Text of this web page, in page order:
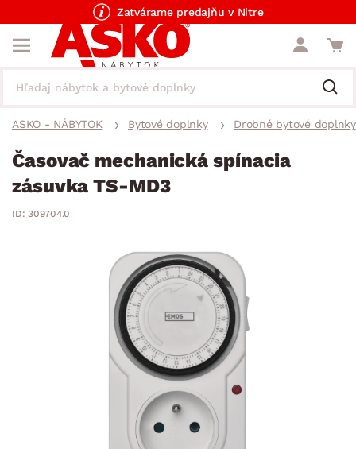
Zatvárame predajňu v Nitre
ASKO - NÁBYTOK Bytové doplnky Drobné bytové doplnky
Časovač mechanická spínacia
zásuvka TS-MD3
ID: 309704.0